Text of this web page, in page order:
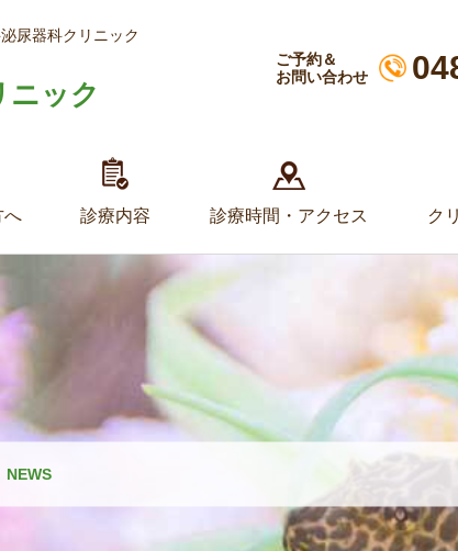
尿器科クリニック
ニック
ご予約＆
お問い合わせ
へ 診療内容 診療時間・アクセス ク
NEWS